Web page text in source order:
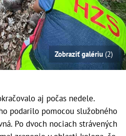
Zobraziť galériu (2)
aj počas nedele.
podarilo pomocou služobného
Po dvoch nociach strávených